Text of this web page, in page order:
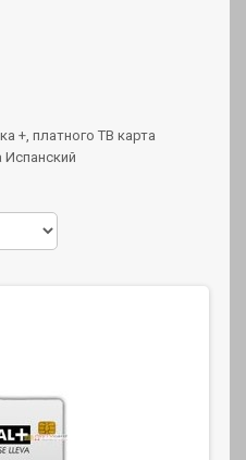
+, платного ТВ карта